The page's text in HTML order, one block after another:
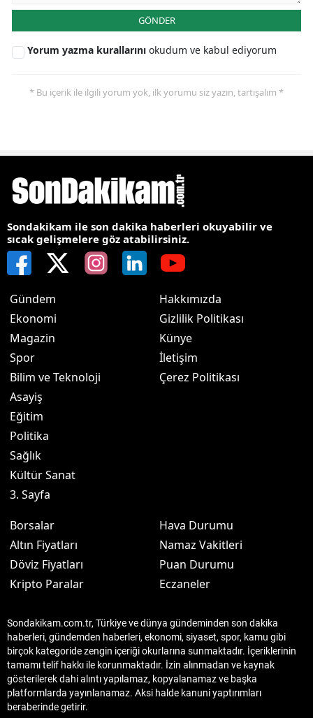
GÖNDER
Yorum yazma kurallarını okudum ve kabul ediyorum
* Bu içerik ile ilgili yorum yok, ilk yorumu siz yazın, tartışalım *
Sondakikam ile son dakika haberleri okuyabilir ve
sıcak gelişmelere göz atabilirsiniz.
Gündem
Ekonomi
Magazin
Spor
Bilim ve Teknoloji
Asayiş
Eğitim
Politika
Sağlık
Kültür Sanat
3. Sayfa
Hakkımızda
Gizlilik Politikası
Künye
İletişim
Çerez Politikası
Borsalar
Altın Fiyatları
Döviz Fiyatları
Kripto Paralar
Hava Durumu
Namaz Vakitleri
Puan Durumu
Eczaneler
Sondakikam.com.tr, Türkiye ve dünya gündeminden son dakika
haberleri, gündemden haberleri, ekonomi, siyaset, spor, kamu gibi
birçok kategoride zengin içeriği okurlarına sunmaktadır. İçeriklerinin
tamamı telif hakkı ile korunmaktadır. İzin alınmadan ve kaynak
gösterilerek dahi alıntı yapılamaz, kopyalanamaz ve başka
platformlarda yayınlanamaz. Aksi halde kanuni yaptırımları
beraberinde getirir.